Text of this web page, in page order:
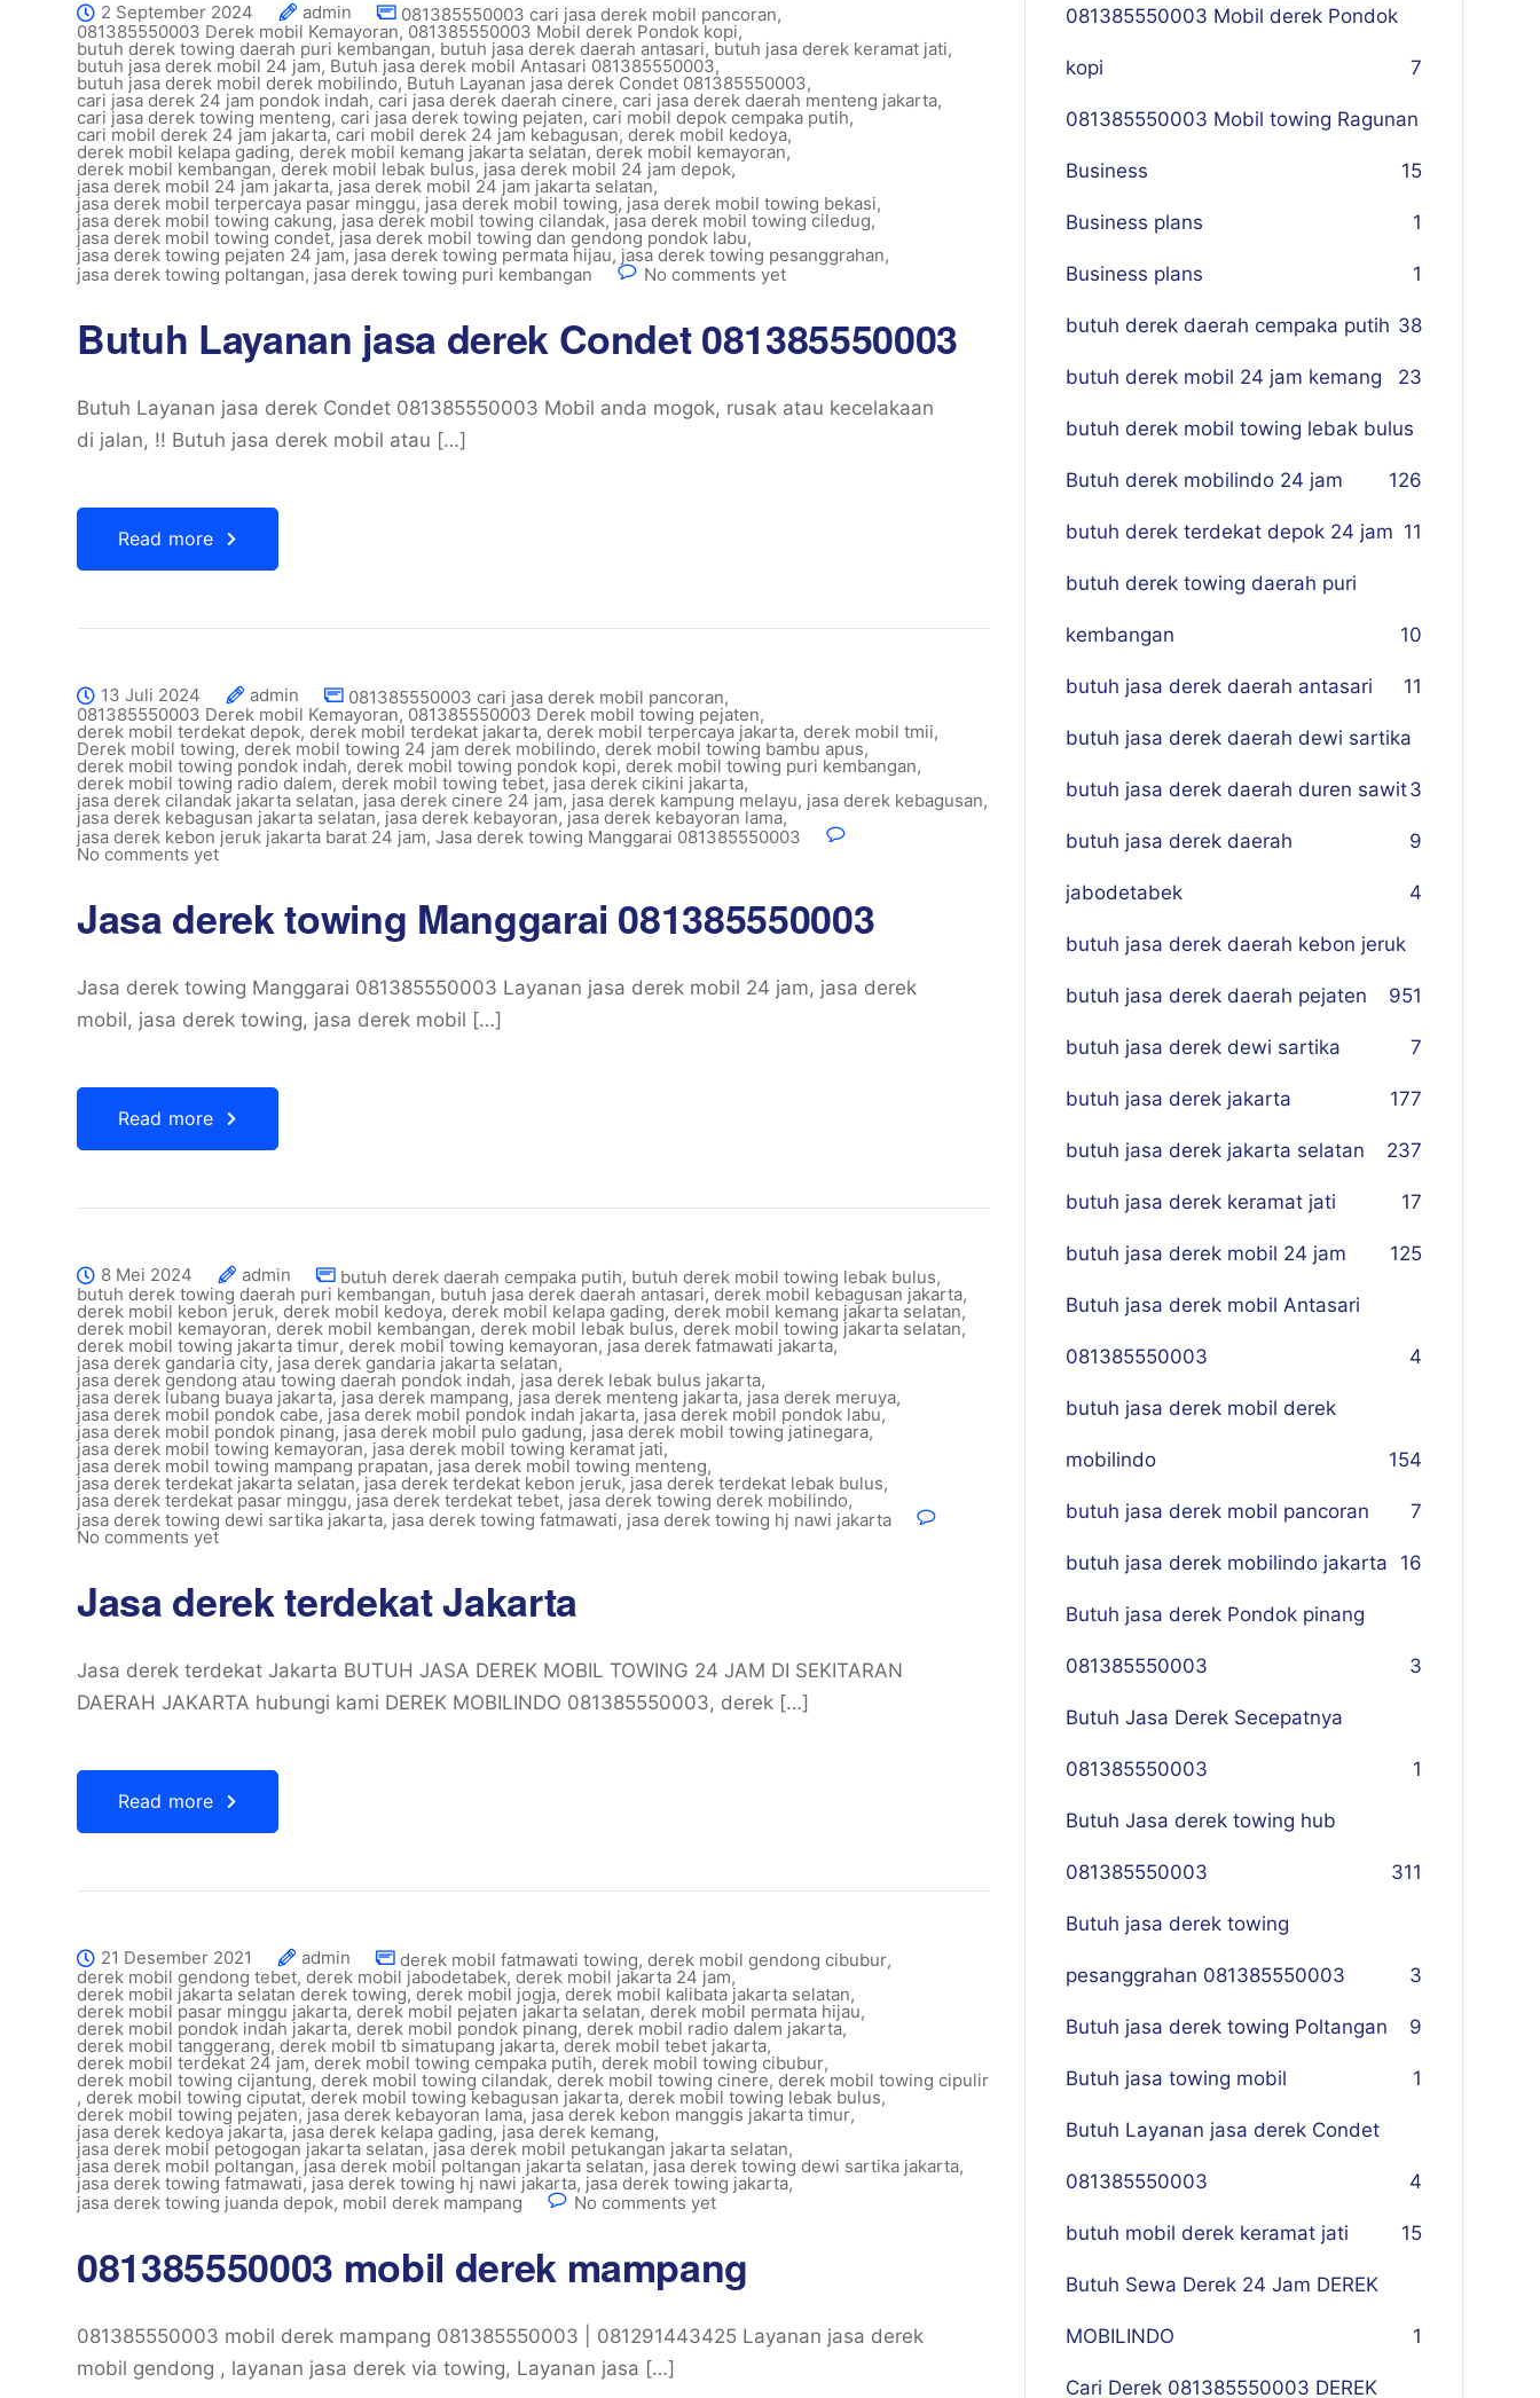
2 September 2024 admin 081385550003 cari jasa derek mobil pancoran,
081385550003 Derek mobil Kemayoran, 081385550003 Mobil derek Pondok kopi,
butuh derek towing daerah puri kembangan, butuh jasa derek daerah antasari, butuh jasa derek keramat jati,
butuh jasa derek mobil 24 jam, Butuh jasa derek mobil Antasari 081385550003,
butuh jasa derek mobil derek mobilindo, Butuh Layanan jasa derek Condet 081385550003,
cari jasa derek 24 jam pondok indah, cari jasa derek daerah cinere, cari jasa derek daerah menteng jakarta,
cari jasa derek towing menteng, cari jasa derek towing pejaten, cari mobil depok cempaka putih,
cari mobil derek 24 jam jakarta,cari mobil derek 24 jam kebagusan, derek mobil kedoya,
derek mobil kelapa gading, derek mobil kemang jakarta selatan, derek mobil kemayoran,
derek mobil kembangan, derek mobil lebak bulus, jasa derek mobil 24 jam depok,
jasa derek mobil 24 jam jakarta, jasa derek mobil 24 jam jakarta selatan,
jasa derek mobil terpercaya pasar minggu, jasa derek mobil towing, jasa derek mobil towing bekasi,
jasa derek mobil towing cakung, jasa derek mobil towing cilandak,jasa derek mobil towing ciledug,
jasa derek mobil towing condet, jasa derek mobil towing dan gendong pondok labu,
jasa derek towing pejaten 24 jam, jasa derek towing permata hijau, jasa derek towing pesanggrahan,
jasa derek towing poltangan, jasa derek towing puri kembangan No comments yet
Butuh Layanan jasa derek Condet 081385550003
Butuh Layanan jasa derek Condet 081385550003 Mobil anda mogok, rusak atau kecelakaan
di jalan, !! Butuh jasa derek mobil atau […]
Read more
13 Juli 2024 admin 081385550003 cari jasa derek mobil pancoran,
081385550003 Derek mobil Kemayoran, 081385550003 Derek mobil towing pejaten,
derek mobil terdekat depok, derek mobil terdekat jakarta, derek mobil terpercaya jakarta, derek mobil tmii,
Derek mobil towing, derek mobil towing 24 jam derek mobilindo, derek mobil towing bambu apus,
derek mobil towing pondok indah, derek mobil towing pondok kopi, derek mobil towing puri kembangan,
derek mobil towing radio dalem, derek mobil towing tebet, jasa derek cikini jakarta,
jasa derek cilandak jakarta selatan, jasa derek cinere 24 jam, jasa derek kampung melayu, jasa derek kebagusan,
jasa derek kebagusan jakarta selatan, jasa derek kebayoran,jasa derek kebayoran lama,
jasa derek kebon jeruk jakarta barat 24 jam, Jasa derek towing Manggarai 081385550003
No comments yet
Jasa derek towing Manggarai 081385550003
Jasa derek towing Manggarai 081385550003 Layanan jasa derek mobil 24 jam, jasa derek
mobil, jasa derek towing, jasa derek mobil […]
Read more
8 Mei 2024 admin butuh derek daerah cempaka putih, butuh derek mobil towing lebak bulus,
butuh derek towing daerah puri kembangan, butuh jasa derek daerah antasari, derek mobil kebagusan jakarta,
derek mobil kebon jeruk, derek mobil kedoya, derek mobil kelapa gading, derek mobil kemang jakarta selatan,
derek mobil kemayoran,derek mobil kembangan, derek mobil lebak bulus, derek mobil towing jakarta selatan,
derek mobil towing jakarta timur, derek mobil towing kemayoran, jasa derek fatmawati jakarta,
jasa derek gandaria city, jasa derek gandaria jakarta selatan,
jasa derek gendong atau towing daerah pondok indah, jasa derek lebak bulus jakarta,
jasa derek lubang buaya jakarta, jasa derek mampang, jasa derek menteng jakarta, jasa derek meruya,
jasa derek mobil pondok cabe, jasa derek mobil pondok indah jakarta, jasa derek mobil pondok labu,
jasa derek mobil pondok pinang, jasa derek mobil pulo gadung, jasa derek mobil towing jatinegara,
jasa derek mobil towing kemayoran, jasa derek mobil towing keramat jati,
jasa derek mobil towing mampang prapatan, jasa derek mobil towing menteng,
jasa derek terdekat jakarta selatan, jasa derek terdekat kebon jeruk,jasa derek terdekat lebak bulus,
jasa derek terdekat pasar minggu, jasa derek terdekat tebet, jasa derek towing derek mobilindo,
jasa derek towing dewi sartika jakarta, jasa derek towing fatmawati, jasa derek towing hj nawi jakarta
No comments yet
Jasa derek terdekat Jakarta
Jasa derek terdekat Jakarta BUTUH JASA DEREK MOBIL TOWING 24 JAM DI SEKITARAN
DAERAH JAKARTA hubungi kami DEREK MOBILINDO 081385550003, derek […]
Read more
21 Desember 2021 admin derek mobil fatmawati towing, derek mobil gendong cibubur,
derek mobil gendong tebet, derek mobil jabodetabek, derek mobil jakarta 24 jam,
derek mobil jakarta selatan derek towing, derek mobil jogja, derek mobil kalibata jakarta selatan,
derek mobil pasar minggu jakarta, derek mobil pejaten jakarta selatan, derek mobil permata hijau,
derek mobil pondok indah jakarta, derek mobil pondok pinang, derek mobil radio dalem jakarta,
derek mobil tanggerang, derek mobil tb simatupang jakarta, derek mobil tebet jakarta,
derek mobil terdekat 24 jam, derek mobil towing cempaka putih, derek mobil towing cibubur,
derek mobil towing cijantung, derek mobil towing cilandak,derek mobil towing cinere, derek mobil towing cipulir
, derek mobil towing ciputat,derek mobil towing kebagusan jakarta, derek mobil towing lebak bulus,
derek mobil towing pejaten, jasa derek kebayoran lama, jasa derek kebon manggis jakarta timur,
jasa derek kedoya jakarta, jasa derek kelapa gading, jasa derek kemang,
jasa derek mobil petogogan jakarta selatan, jasa derek mobil petukangan jakarta selatan,
jasa derek mobil poltangan, jasa derek mobil poltangan jakarta selatan, jasa derek towing dewi sartika jakarta,
jasa derek towing fatmawati, jasa derek towing hj nawi jakarta, jasa derek towing jakarta,
jasa derek towing juanda depok, mobil derek mampang No comments yet
081385550003 mobil derek mampang
081385550003 mobil derek mampang 081385550003 | 081291443425 Layanan jasa derek
mobil gendong , layanan jasa derek via towing, Layanan jasa […]
081385550003 Mobil derek Pondok
kopi 7
081385550003 Mobil towing Ragunan
5
Business 1
Business plans 1
Business plans 1
butuh derek daerah cempaka putih 38
butuh derek mobil 24 jam kemang 23
butuh derek mobil towing lebak bulus
26
Butuh derek mobilindo 24 jam 1
butuh derek terdekat depok 24 jam 11
butuh derek towing daerah puri
kembangan 10
butuh jasa derek daerah antasari 11
butuh jasa derek daerah dewi sartika
3
butuh jasa derek daerah duren sawit
9
butuh jasa derek daerah
jabodetabek 4
butuh jasa derek daerah kebon jeruk
51
butuh jasa derek daerah pejaten 9
butuh jasa derek dewi sartika 7
butuh jasa derek jakarta 177
butuh jasa derek jakarta selatan 237
butuh jasa derek keramat jati 17
butuh jasa derek mobil 24 jam 125
Butuh jasa derek mobil Antasari
081385550003 4
butuh jasa derek mobil derek
mobilindo 154
butuh jasa derek mobil pancoran 7
butuh jasa derek mobilindo jakarta 16
Butuh jasa derek Pondok pinang
081385550003 3
Butuh Jasa Derek Secepatnya
081385550003 1
Butuh Jasa derek towing hub
081385550003 311
Butuh jasa derek towing
pesanggrahan 081385550003 3
Butuh jasa derek towing Poltangan 9
Butuh jasa towing mobil 1
Butuh Layanan jasa derek Condet
081385550003 4
butuh mobil derek keramat jati 15
Butuh Sewa Derek 24 Jam DEREK
MOBILINDO 1
Cari Derek 081385550003 DEREK